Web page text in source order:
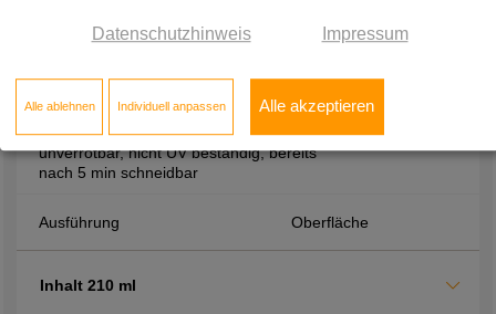
Zargen, treibgasfrei, PCB und
formaldhydfrei, Alterungsbeständig,
unverrotbar, nicht UV beständig, bereits
nach 5 min schneidbar
Ausführung Oberfläche
Inhalt 210 ml
Datenschutzhinweis Impressum
Alle ablehnen Individuell anpassen Alle akzeptieren